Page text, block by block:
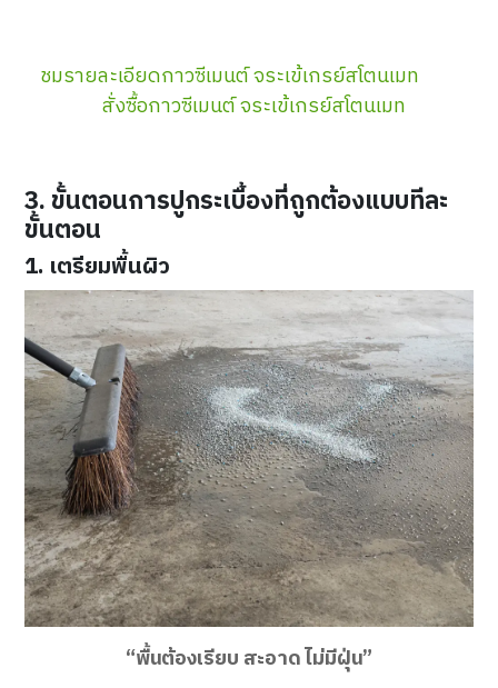
ชมรายละเอียดกาวซีเมนต์ จระเข้เกรย์สโตนเมท
สั่งซื้อกาวซีเมนต์ จระเข้เกรย์สโตนเมท
3. ขั้นตอนการปูกระเบื้องที่ถูกต้องแบบทีละ
ขั้นตอน
1. เตรียมพื้นผิว
“พื้นต้องเรียบ สะอาด ไม่มีฝุ่น”